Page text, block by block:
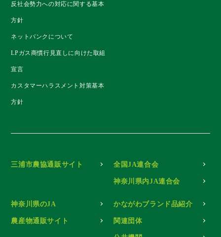
反社会勢力への対応に関する基本
方針
ネットバンクについて
LPガス商慣行見直しに向けた取組
宣言
カスタマーハラスメント対策基本
方針
三浦市農協通販サイト 全国JA連合会
神奈川県内JA連合会
神奈川県のJA
農産物通販サイト
かながわブランド品紹介
関連団体